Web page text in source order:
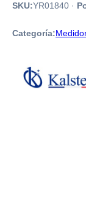
SKU:YR01840 ·
Categoría: